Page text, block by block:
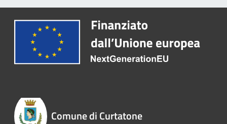
Comune di Curtatone